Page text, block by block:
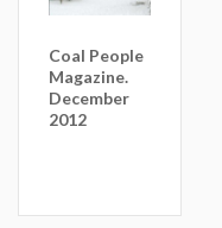
Coal People
Magazine.
December
2012